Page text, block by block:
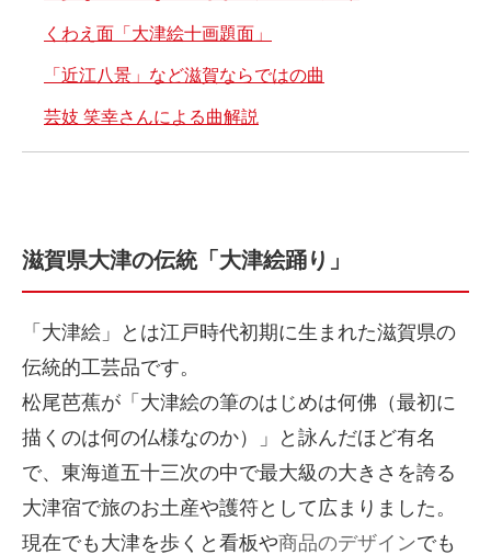
くわえ面「大津絵十画題面」
「近江八景」など滋賀ならではの曲
芸妓 笑幸さんによる曲解説
滋賀県大津の伝統「大津絵踊り」
「大津絵」とは江戸時代初期に生まれた滋賀県の
伝統的工芸品です。
松尾芭蕉が「大津絵の筆のはじめは何佛（最初に
描くのは何の仏様なのか）」と詠んだほど有名
で、東海道五十三次の中で最大級の大きさを誇る
大津宿で旅のお土産や護符として広まりました。
現在でも大津を歩くと看板や商品のデザインでも